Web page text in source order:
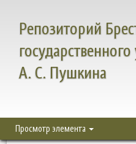
Репозиторий
А. С. Пушкина
Просмотр элемента